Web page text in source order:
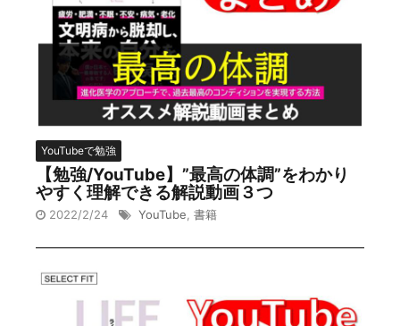
YouTubeで勉強
【勉強/YouTube】”最高の体調”をわかり
やすく理解できる解説動画３つ
2022/2/24 YouTube 書籍